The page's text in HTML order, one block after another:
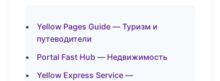
Yellow Pages Guide — Туризм и
путеводители
Portal Fast Hub — Недвижимость
Yellow Express Service —